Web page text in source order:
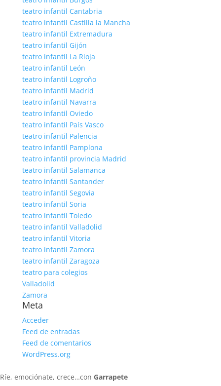
teatro infantil Cantabria
teatro infantil Castilla la Mancha
teatro infantil Extremadura
teatro infantil Gijón
teatro infantil La Rioja
teatro infantil León
teatro infantil Logroño
teatro infantil Madrid
teatro infantil Navarra
teatro infantil Oviedo
teatro infantil País Vasco
teatro infantil Palencia
teatro infantil Pamplona
teatro infantil provincia Madrid
teatro infantil Salamanca
teatro infantil Santander
teatro infantil Segovia
teatro infantil Soria
teatro infantil Toledo
teatro infantil Valladolid
teatro infantil Vitoria
teatro infantil Zamora
teatro infantil Zaragoza
teatro para colegios
Valladolid
Zamora
Meta
Acceder
Feed de entradas
Feed de comentarios
WordPress.org
Ríe, emociónate, crece…con Garrapete